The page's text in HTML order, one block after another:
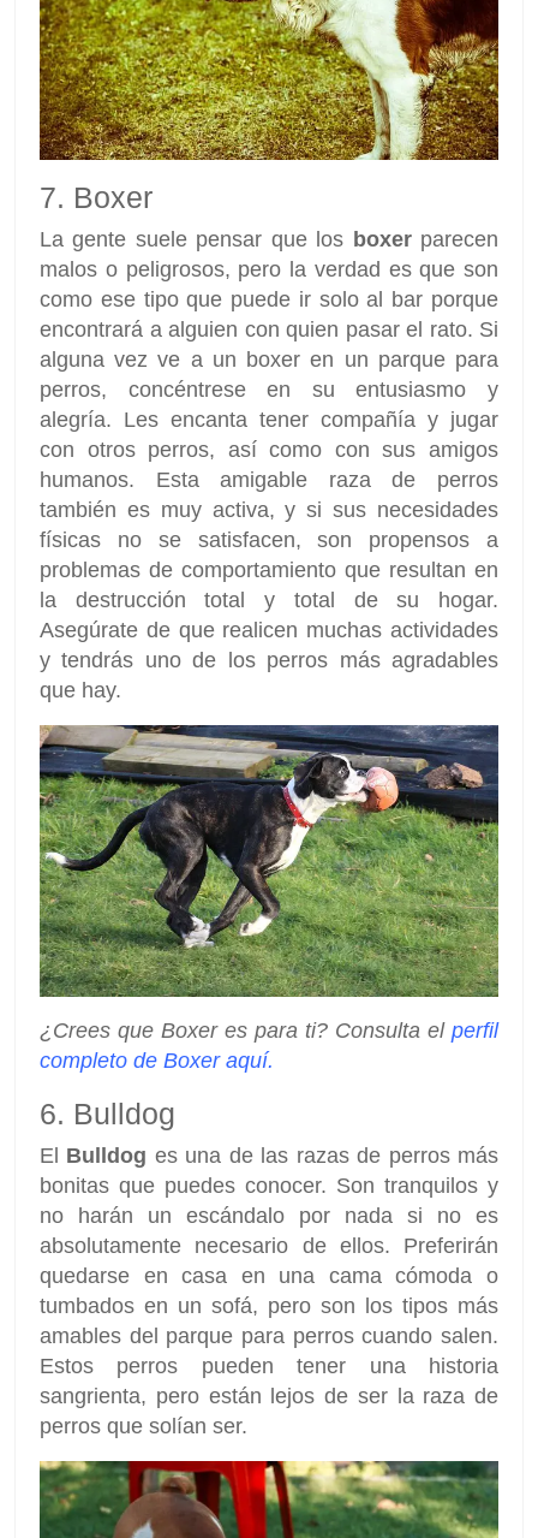
7. Boxer
La gente suele pensar que los boxerparecen
malos o peligrosos, pero la verdad es que son
como ese tipo que puede ir solo al bar porque
encontrará a alguien con quien pasar el rato. Si
alguna vez ve a un boxer en un parque para
perros, concéntrese en su entusiasmo y
alegría. Les encanta tener compañía y jugar
con otros perros, así como con sus amigos
humanos. Esta amigable raza de perros
también es muy activa, y si sus necesidades
físicas no se satisfacen, son propensos a
problemas de comportamiento que resultan en
la destrucción total y total de su hogar.
Asegúrate de que realicen muchas actividades
y tendrás uno de los perros más agradables
que hay.
¿Crees que Boxer es para ti? Consulta el perfil
completo de Boxer aquí.
6. Bulldog
El Bulldog es una de las razas de perros más
bonitas que puedes conocer. Son tranquilos y
no harán un escándalo por nada si no es
absolutamente necesario de ellos. Preferirán
quedarse en casa en una cama cómoda o
tumbados en un sofá, pero son los tipos más
amables del parque para perros cuando salen.
Estos perros pueden tener una historia
sangrienta, pero están lejos de ser la raza de
perros que solían ser.